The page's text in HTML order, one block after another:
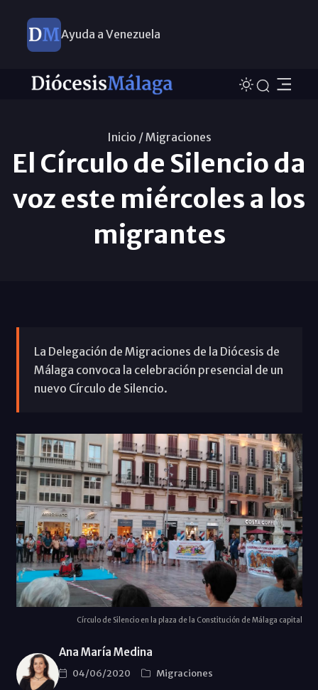
Ayuda a Venezuela
Inicio /Migraciones
El Círculo de Silencio da
voz este miércoles a los
migrantes
La Delegación de Migraciones de la Diócesis de
Málaga convoca la celebración presencial de un
nuevo Círculo de Silencio.
Círculo de Silencio en la plaza de la Constitución de Málaga capital
Ana María Medina
04/06/2020
Migraciones